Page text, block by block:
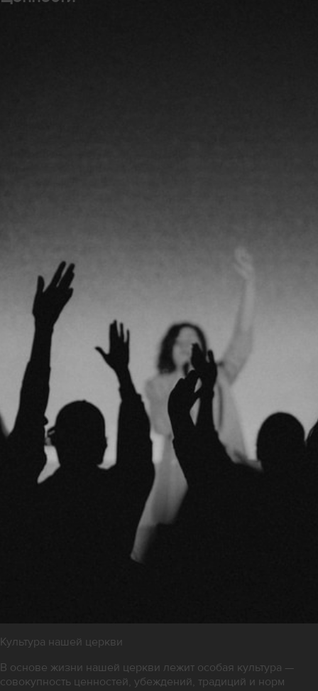
Культура нашей церкви
В основе жизни нашей церкви лежит особая культура —
совокупность ценностей, убеждений, традиций и норм